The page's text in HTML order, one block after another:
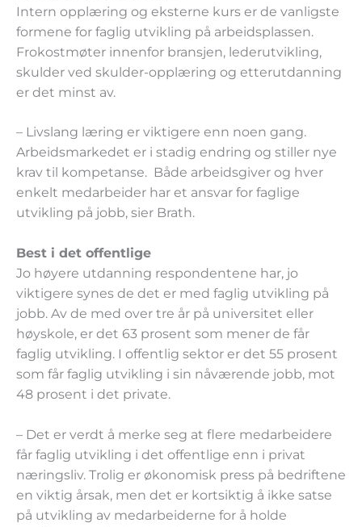
Intern opplæring og eksterne kurs er de vanligste
formene for faglig utvikling på arbeidsplassen.
Frokostmøter innenfor bransjen, lederutvikling,
skulder ved skulder-opplæring og etterutdanning
er det minst av.
– Livslang læring er viktigere enn noen gang.
Arbeidsmarkedet er i stadig endring og stiller nye
krav til kompetanse. Både arbeidsgiver og hver
enkelt medarbeider har et ansvar for faglige
utvikling på jobb, sier Brath.
Best i det offentlige
Jo høyere utdanning respondentene har, jo
viktigere synes de det er med faglig utvikling på
jobb. Av de med over tre år på universitet eller
høyskole, er det 63 prosent som mener de får
faglig utvikling. I offentlig sektor er det 55 prosent
som får faglig utvikling i sin nåværende jobb, mot
48 prosent i det private.
– Det er verdt å merke seg at flere medarbeidere
får faglig utvikling i det offentlige enn i privat
næringsliv. Trolig er økonomisk press på bedriftene
en viktig årsak, men det er kortsiktig å ikke satse
på utvikling av medarbeiderne for å holde